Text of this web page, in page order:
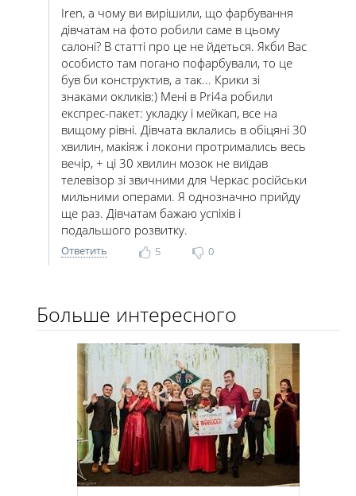
Iren, а чому ви вирішили, що фарбування
дівчатам на фото робили саме в цьому
салоні? В статті про це не йдеться. Якби Вас
особисто там погано пофарбували, то це
був би конструктив, а так... Крики зі
знаками окликів:) Мені в Pri4a робили
експрес-пакет: укладку і мейкап, все на
вищому рівні. Дівчата вклались в обіцяні 30
хвилин, макіяж і локони протримались весь
вечір, + ці 30 хвилин мозок не виїдав
телевізор зі звичними для Черкас російськи
мильними операми. Я однозначно прийду
ще раз. Дівчатам бажаю успіхів і
подальшого розвитку.
Ответить 5 0
Больше интересного